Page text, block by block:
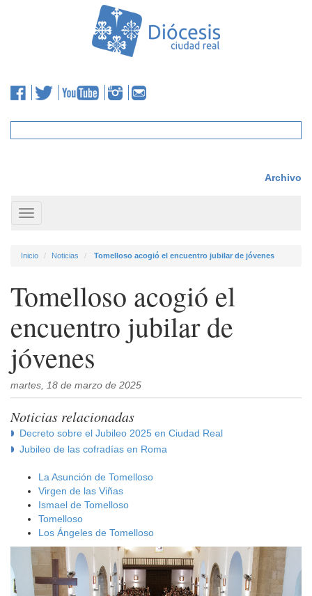
Archivo
Toggle
navigation
Inicio Noticias Tomelloso acogió el encuentro jubilar de jóvenes
Tomelloso acogió el
encuentro jubilar de
jóvenes
martes, 18 de marzo de 2025
Noticias relacionadas
Decreto sobre el Jubileo 2025 en Ciudad Real
Jubileo de las cofradías en Roma
La Asunción de Tomelloso
Virgen de las Viñas
Ismael de Tomelloso
Tomelloso
Los Ángeles de Tomelloso